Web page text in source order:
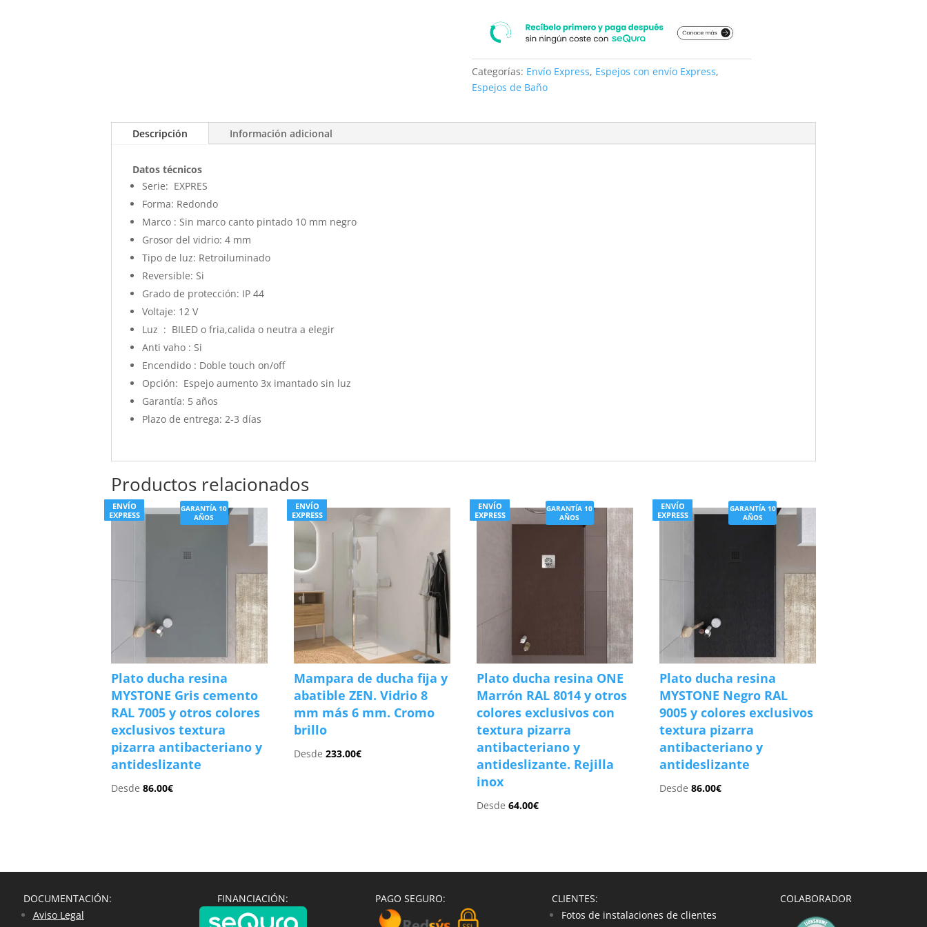
Categorías: Envío Express, Espejos con envío Express,
Espejos de Baño
Descripción Información adicional
Datos técnicos
Serie: EXPRES
Forma: Redondo
Marco : Sin marco canto pintado 10 mm negro
Grosor del vidrio: 4 mm
Tipo de luz: Retroiluminado
Reversible: Si
Grado de protección: IP 44
Voltaje: 12 V
Luz : BILED o fria,calida o neutra a elegir
Anti vaho : Si
Encendido : Doble touch on/off
Opción: Espejo aumento 3x imantado sin luz
Garantía: 5 años
Plazo de entrega: 2-3 días
Productos relacionados
ENVÍO
EXPRESS
GARANTÍA 10
AÑOS
Plato ducha resina
MYSTONE Gris cemento
RAL 7005 y otros colores
exclusivos textura
pizarra antibacteriano y
antideslizante
Desde86.00€
ENVÍO
EXPRESS
Mampara de ducha fija y
abatible ZEN. Vidrio 8
mm más 6 mm. Cromo
brillo
Desde233.00€
ENVÍO
EXPRESS
GARANTÍA 10
AÑOS
Plato ducha resina ONE
Marrón RAL 8014 y otros
colores exclusivos con
textura pizarra
antibacteriano y
antideslizante. Rejilla
inox
Desde64.00€
ENVÍO
EXPRESS
GARANTÍA 10
AÑOS
Plato ducha resina
MYSTONE Negro RAL
9005 y colores exclusivos
textura pizarra
antibacteriano y
antideslizante
Desde86.00€
DOCUMENTACIÓN:
Aviso Legal
FINANCIACIÓN: PAGO SEGURO:
CLIENTES:
Fotos de instalaciones de clientes
COLABORADOR